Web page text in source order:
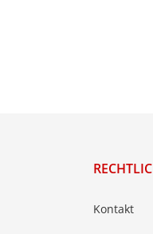
Kontakt